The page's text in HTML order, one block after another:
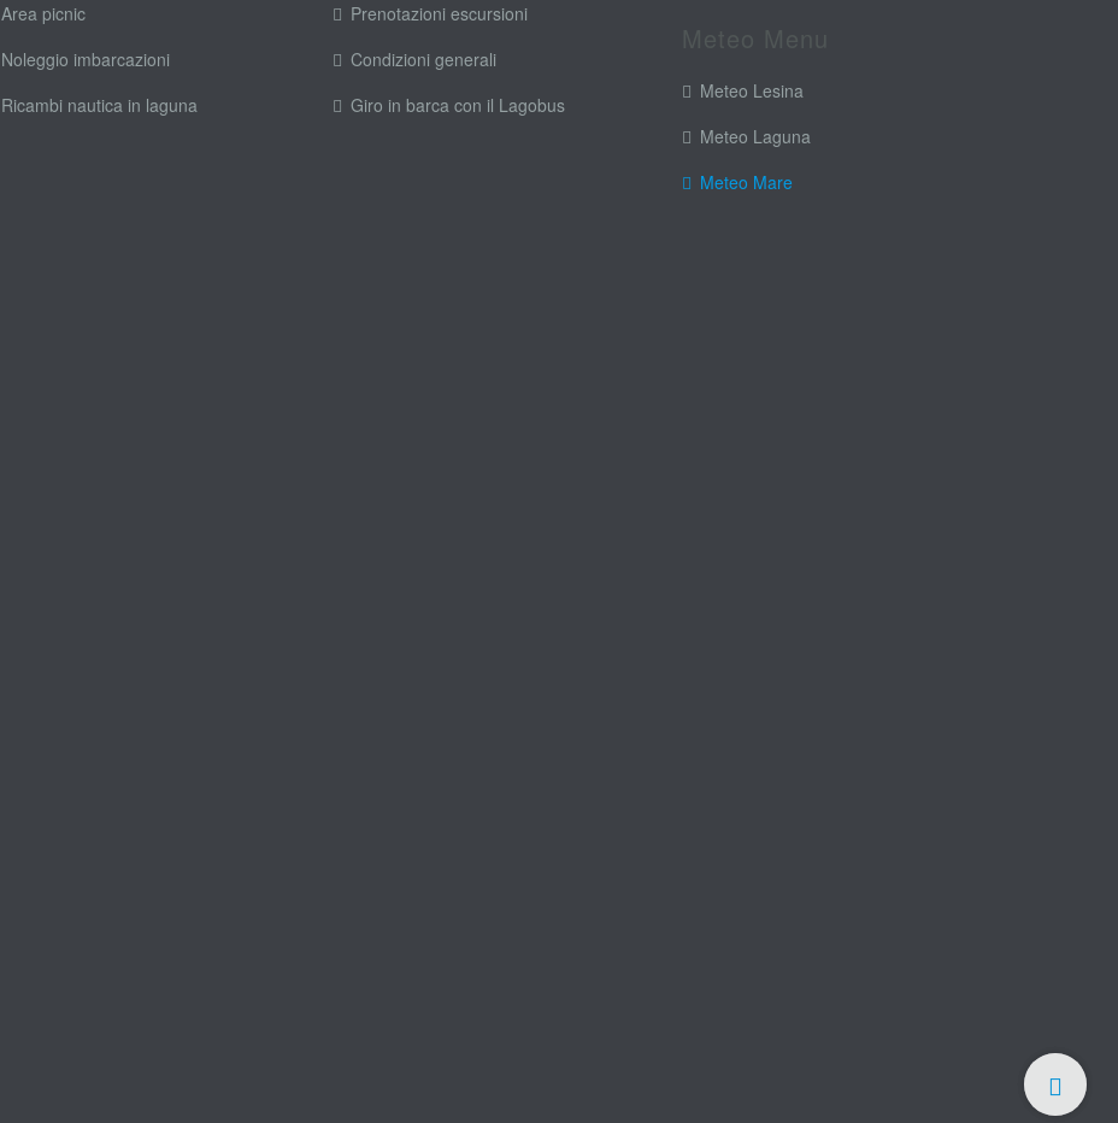
Area picnic
Noleggio imbarcazioni
Ricambi nautica in laguna
Prenotazioni escursioni
Condizioni generali
Giro in barca con il Lagobus
Meteo Lesina
Meteo Laguna
Meteo Mare